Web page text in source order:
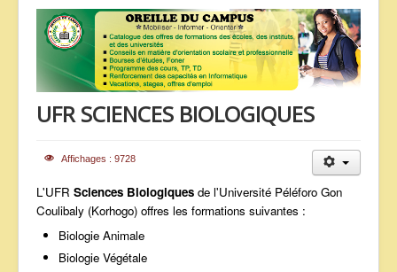
NOS SERVICES
FAQ
CONTACTS
TELECHARGEMENTS
UFR SCIENCES BIOLOGIQUES
Affichages : 9728
L'UFR Sciences Biologiques de l'Université Péléforo Gon
Coulibaly (Korhogo) offres les formations suivantes :
Biologie Animale
Biologie Végétale